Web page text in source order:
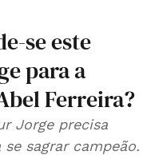
se este
para a
Ferreira?
Jorge precisa
sagrar campeão.